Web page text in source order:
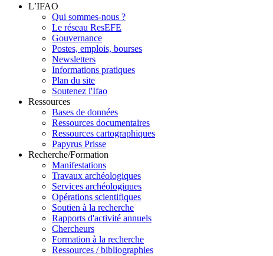
L’IFAO
Qui sommes-nous ?
Le réseau ResEFE
Gouvernance
Postes, emplois, bourses
Newsletters
Informations pratiques
Plan du site
Soutenez l'Ifao
Ressources
Bases de données
Ressources documentaires
Ressources cartographiques
Papyrus Prisse
Recherche/Formation
Manifestations
Travaux archéologiques
Services archéologiques
Opérations scientifiques
Soutien à la recherche
Rapports d'activité annuels
Chercheurs
Formation à la recherche
Ressources / bibliographies